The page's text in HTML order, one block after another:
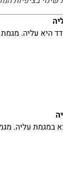
2016 ולמעט ירידה קלה בחצי